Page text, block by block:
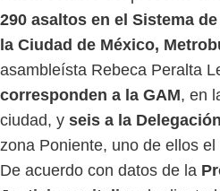
290 asaltos en el Sistema
la Ciudad de México,
asambleísta Rebeca Peralta
corresponden a la GAM, en
ciudad, y seis a la
zona Poniente, uno de ellos
De acuerdo con datos de la